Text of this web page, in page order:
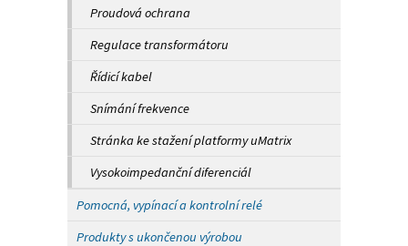
Proudová ochrana
Regulace transformátoru
Řídicí kabel
Snímání frekvence
Stránka ke stažení platformy uMatrix
Vysokoimpedanční diferenciál
Pomocná, vypínací a kontrolní relé
Produkty s ukončenou výrobou